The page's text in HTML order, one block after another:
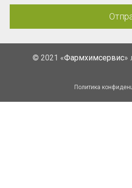
© 2021 «Фармхимсервис»
Политика